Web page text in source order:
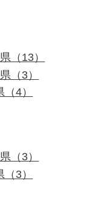
（13）
（3）
4）
（3）
3）